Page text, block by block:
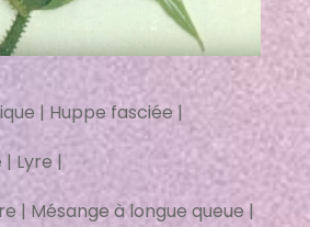
| Huppe fasciée |
Lyre |
| Mésange à longue queue |